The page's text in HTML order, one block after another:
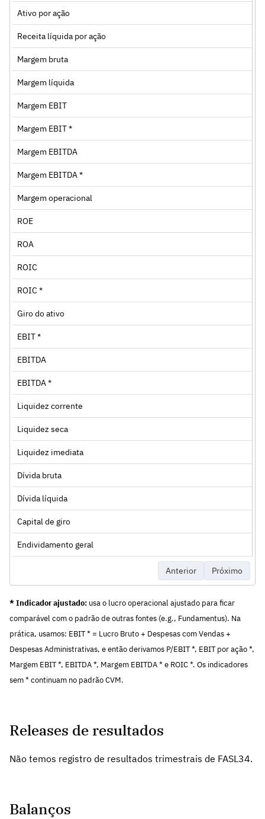
Ativo por ação
Receita líquida por ação
Margem bruta
Margem líquida
Margem EBIT
Margem EBIT *
Margem EBITDA
Margem EBITDA *
Margem operacional
ROE
ROA
ROIC
ROIC *
Giro do ativo
EBIT *
EBITDA
EBITDA *
Liquidez corrente
Liquidez seca
Liquidez imediata
Dívida bruta
Dívida líquida
Capital de giro
Endividamento geral
Anterior Próximo
* Indicador ajustado: usa o lucro operacional ajustado para ficar
comparável com o padrão de outras fontes (e.g., Fundamentus). Na
prática, usamos: EBIT * = Lucro Bruto + Despesas com Vendas +
Despesas Administrativas, e então derivamos P/EBIT *, EBIT por ação *,
Margem EBIT *, EBITDA *, Margem EBITDA * e ROIC *. Os indicadores
sem * continuam no padrão CVM.
Releases de resultados
Não temos registro de resultados trimestrais de FASL34.
Balanços